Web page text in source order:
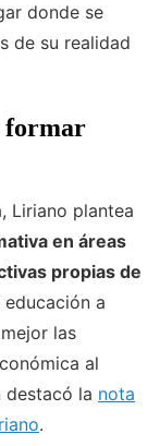
donde se
de su realidad
formar
Liriano plantea
en áreas
propias de
a
las
al
destacó la nota
.